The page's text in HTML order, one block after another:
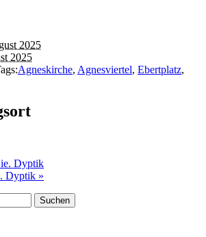
2025
2025
Agneskirche, Agnesviertel, Ebertplatz,
Dyptik
Dyptik »